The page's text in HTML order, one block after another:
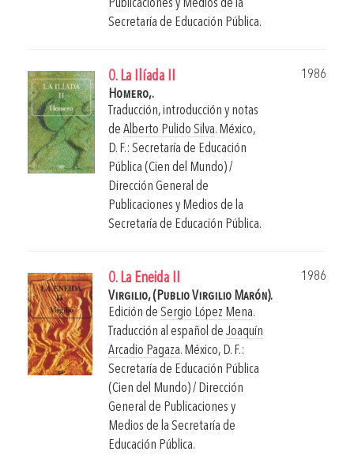
Publicaciones y Medios de la
Secretaría de Educación Pública.
0. La Ilíada II
1986
Homero,.
Traducción, introducción y notas
de Alberto Pulido Silva. México,
D. F.: Secretaría de Educación
Pública (Cien del Mundo) /
Dirección General de
Publicaciones y Medios de la
Secretaría de Educación Pública.
0. La Eneida II
1986
Virgilio, (Publio Virgilio Marón).
Edición de Sergio López Mena.
Traducción al español de Joaquín
Arcadio Pagaza. México, D. F.:
Secretaría de Educación Pública
(Cien del Mundo) / Dirección
General de Publicaciones y
Medios de la Secretaría de
Educación Pública.